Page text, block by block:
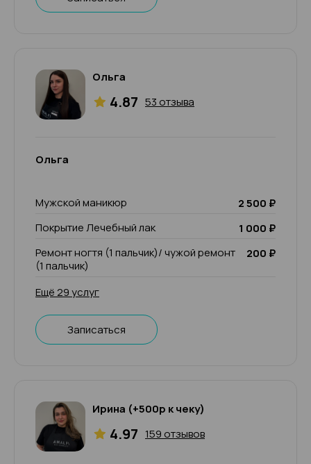
Ольга
4.87 53 отзыва
Ольга
Мужской маникюр
2 500 ₽
Покрытие Лечебный лак
1 000 ₽
Ремонт ногтя (1 пальчик)/ чужой ремонт
(1 пальчик)
200 ₽
Ещё 29 услуг
Записаться
Ирина (+500р к чеку)
4.97 159 отзывов